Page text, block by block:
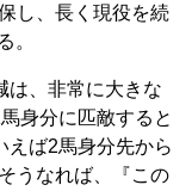
し、長く現役を続
。
は、非常に大きな
身分に匹敵すると
えば2馬身分先から
うなれば、『この